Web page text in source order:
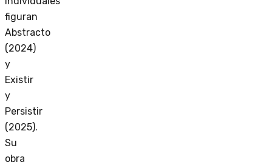
figuran
Abstracto
(2024)
y
Existir
y
Persistir
(2025).
Su
obra